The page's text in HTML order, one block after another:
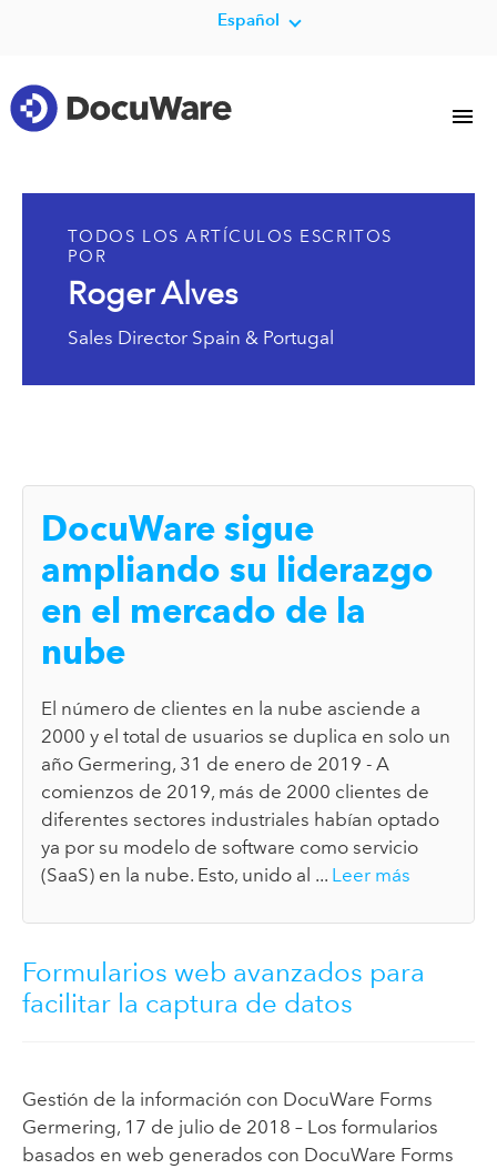
Español
TODOS LOS ARTÍCULOS ESCRITOS
POR
Roger Alves
Sales Director Spain & Portugal
DocuWare sigue
ampliando su liderazgo
en el mercado de la
nube
El número de clientes en la nube asciende a
2000 y el total de usuarios se duplica en solo un
año Germering, 31 de enero de 2019 - A
comienzos de 2019, más de 2000 clientes de
diferentes sectores industriales habían optado
ya por su modelo de software como servicio
(SaaS) en la nube. Esto, unido al ... Leer más
Formularios web avanzados para
facilitar la captura de datos
Gestión de la información con DocuWare Forms
Germering, 17 de julio de 2018 – Los formularios
basados en web generados con DocuWare Forms